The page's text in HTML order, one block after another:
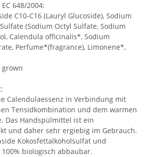
648/2004:
C10-C16 (Lauryl Glucoside), Sodium
(Sodium Octyl Sulfate, Sodium
Calendula officinalis*, Sodium
Perfume*(fragrance), Limonene*,
Calendulaessenz in Verbindung mit
Tensidkombination und dem warmen
Das Handspülmittel ist ein
und daher sehr ergiebig im Gebrauch.
Kokosfettalkoholsulfat und
biologisch abbaubar.